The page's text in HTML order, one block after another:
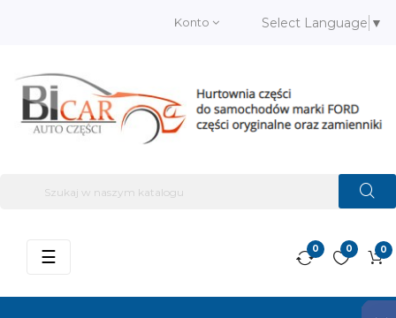
Konto Select Language ▼
0
0
0
Przełącz
☰